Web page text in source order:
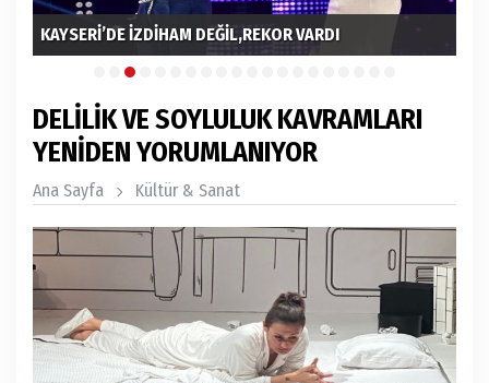
KAYSERİ’DE İZDİHAM DEĞİL,REKOR VARDI
DELİLİK VE SOYLULUK KAVRAMLARI
YENİDEN YORUMLANIYOR
Ana Sayfa Kültür & Sanat